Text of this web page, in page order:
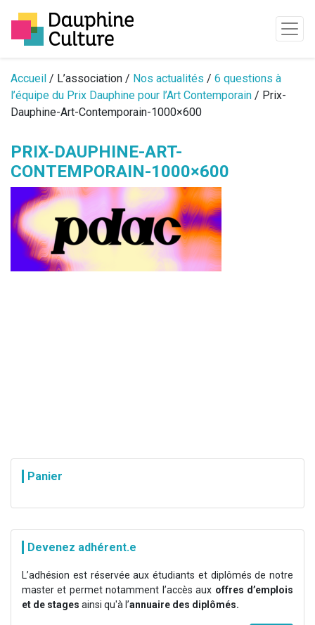
Passer au contenu
Accueil / L’association / Nos actualités / 6 questions à
l’équipe du Prix Dauphine pour l’Art Contemporain / Prix-
Dauphine-Art-Contemporain-1000×600
PRIX-DAUPHINE-ART-
CONTEMPORAIN-1000×600
Panier
Devenez adhérent.e
L’adhésion est réservée aux étudiants et diplômés de notre
master et permet notamment l’accès aux offres d’emplois
et de stages ainsi qu'à l’annuaire des diplômés.